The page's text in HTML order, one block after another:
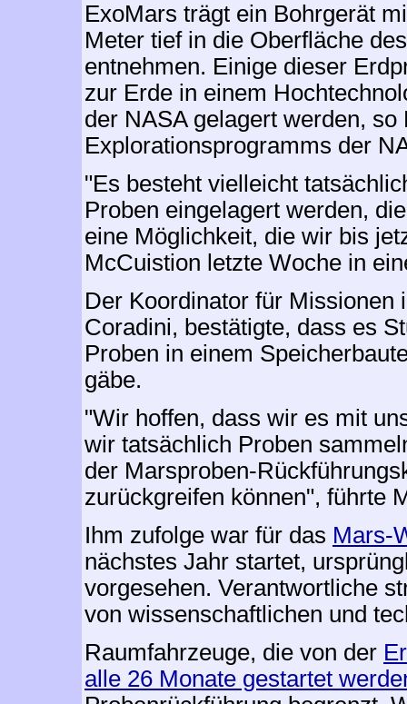
ExoMars trägt ein Bohrgerät
Meter tief in die Oberfläche
entnehmen. Einige dieser
zur Erde in einem
der NASA gelagert werden,
Explorationsprogramms der
"Es besteht vielleicht
Proben eingelagert werden,
eine Möglichkeit, die wir bis
McCuistion letzte Woche in
Der Koordinator für
Coradini, bestätigte, dass es
Proben in einem
gäbe.
"Wir hoffen, dass wir es mit
wir tatsächlich Proben
der Marsproben-
zurückgreifen können", führte
Ihm zufolge war für das Mars-
nächstes Jahr startet,
vorgesehen. Verantwortliche
von wissenschaftlichen und
Raumfahrzeuge, die von der
alle 26 Monate gestartet